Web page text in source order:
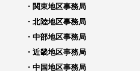
関東地区事務局
北陸地区事務局
中部地区事務局
近畿地区事務局
中国地区事務局